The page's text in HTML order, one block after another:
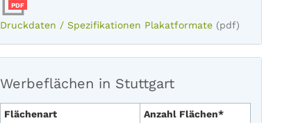
PDF
Druckdaten / Spezifikationen Plakatformate (pdf)
Werbeflächen in Stuttgart
Flächenart
Anzahl Flächen*